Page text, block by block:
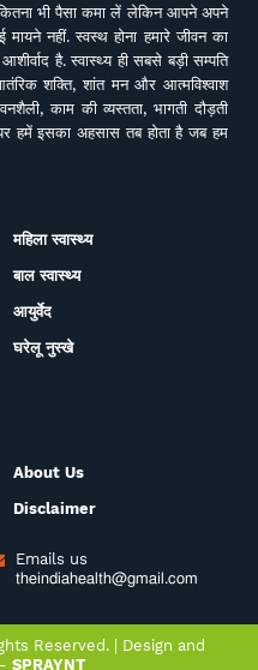
कितना भी पैसा कमा लें लेकिन आपने अपने
नहीं. स्वस्थ होना हमारे जीवन का
है. स्वास्थ्य ही सबसे बड़ी सम्पति
शक्ति, शांत मन और आत्मविश्वाश
काम की व्यस्तता, भागती दौड़ती
हमें इसका अहसास तब होता है जब हम
करने के मकसद से इस डिजिटल मीडिया
के साथ पत्रकारों, शोधकर्ताओं,
और उनके इलाज, विशेषज्ञों की राय, नवीन
मकसद सिर्फ और सिर्फ आपको
ही नहीं पूरा भरोसा है आप पूरी
इंडिया हेल्थ के मार्फत प्राप्त करेंगेे और
के इनका अनुसरण करने से भी बचेंगे.
महिला स्वास्थ्य
बाल स्वास्थ्य
आयुर्वेद
घरेलू नुस्खे
About Us
Disclaimer
Emails us
theindiahealth@gmail.com
Reserved. | Design and
SPRAYNT